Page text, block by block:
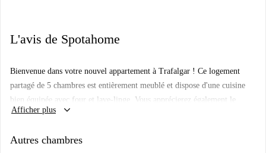
L'avis de Spotahome
Bienvenue dans votre nouvel appartement à Trafalgar ! Ce logement
partagé de 5 chambres est entièrement meublé et dispose d'une cuisine
bien équipée avec four et lave-linge. Vous apprécierez également le
charme d'un balcon et le cadre agréable, propice à votre bien-être.
confortable.
Afficher plus keyboard_arrow_down
Autres chambres